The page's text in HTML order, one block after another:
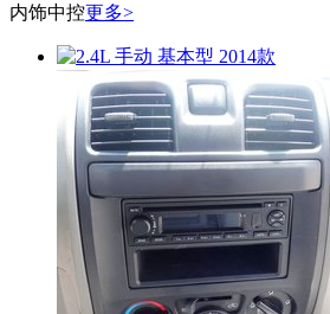
内饰中控更多>